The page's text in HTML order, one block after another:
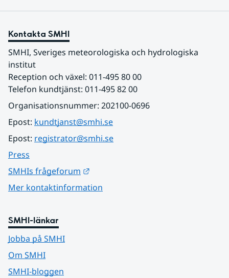
Kontakta SMHI
SMHI, Sveriges meteorologiska och hydrologiska
institut
Reception och växel: 011-495 80 00
Telefon kundtjänst: 011-495 82 00
Organisationsnummer: 202100-0696
Epost: kundtjanst@smhi.se
Epost: registrator@smhi.se
Press
SMHIs frågeforum
Mer kontaktinformation
SMHI-länkar
Jobba på SMHI
Om SMHI
SMHI-bloggen